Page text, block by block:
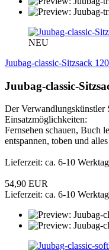
NEU
Juubag-classic-Sitzsack
Juubag-classic-
Der Verwandlungskünstler
Einsatzmöglichkeiten:
Fernsehen schauen, Buch
entspannen, toben und
Lieferzeit: ca. 6-10
54,90 EUR
Lieferzeit: ca. 6-10